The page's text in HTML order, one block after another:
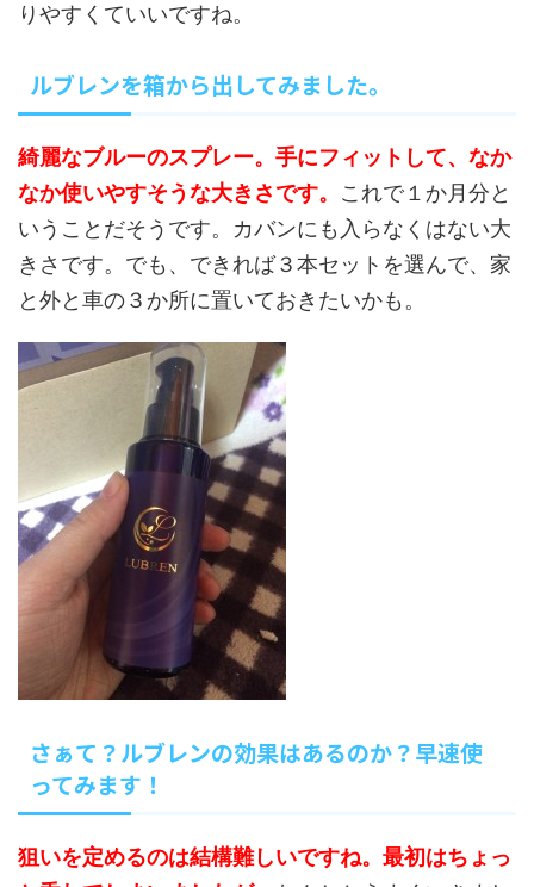
りやすくていいですね。
ルブレンを箱から出してみました。
綺麗なブルーのスプレー。手にフィットして、なか
なか使いやすそうな大きさです。 これで１か月分と
いうことだそうです。カバンにも入らなくはない大
きさです。でも、できれば３本セットを選んで、家
と外と車の３か所に置いておきたいかも。
さぁて？ルブレンの効果はあるのか？早速使
ってみます！
狙いを定めるのは結構難しいですね。最初はちょっ